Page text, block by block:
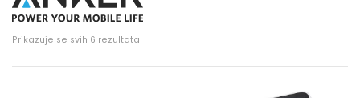
Prikazuje se svih 6 rezultata